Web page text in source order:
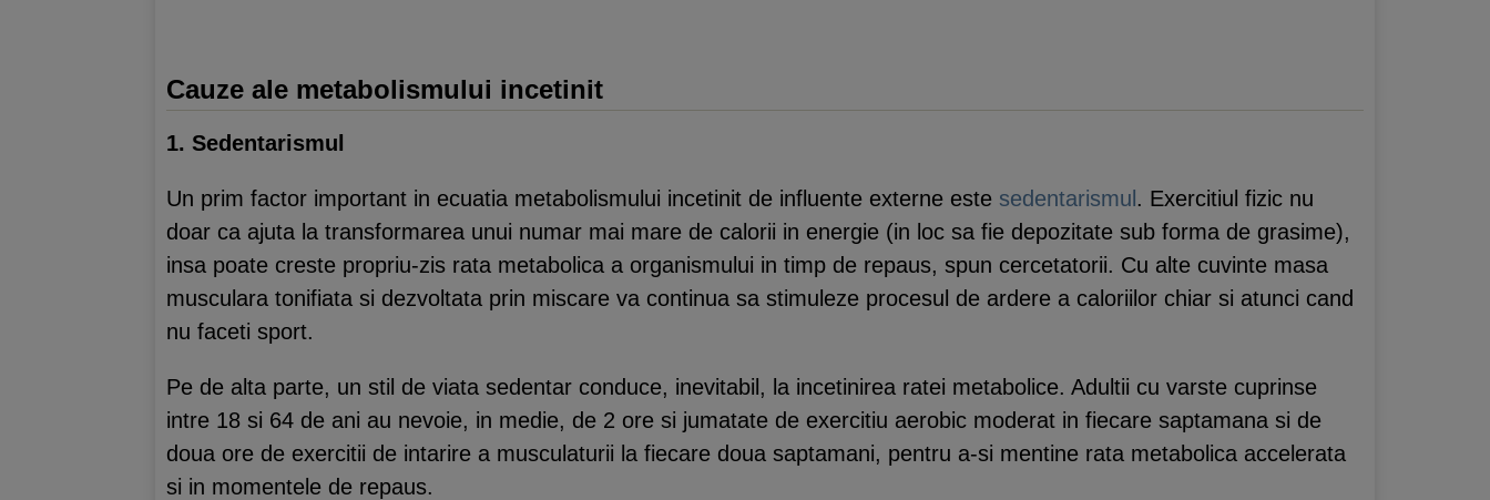
Cauze ale metabolismului incetinit
1. Sedentarismul
Un prim factor important in ecuatia metabolismului incetinit de influente externe este sedentarismul. Exercitiul fizic nu
doar ca ajuta la transformarea unui numar mai mare de calorii in energie (in loc sa fie depozitate sub forma de grasime),
insa poate creste propriu-zis rata metabolica a organismului in timp de repaus, spun cercetatorii. Cu alte cuvinte masa
musculara tonifiata si dezvoltata prin miscare va continua sa stimuleze procesul de ardere a caloriilor chiar si atunci cand
nu faceti sport.
Pe de alta parte, un stil de viata sedentar conduce, inevitabil, la incetinirea ratei metabolice. Adultii cu varste cuprinse
intre 18 si 64 de ani au nevoie, in medie, de 2 ore si jumatate de exercitiu aerobic moderat in fiecare saptamana si de
doua ore de exercitii de intarire a musculaturii la fiecare doua saptamani, pentru a-si mentine rata metabolica accelerata
si in momentele de repaus.